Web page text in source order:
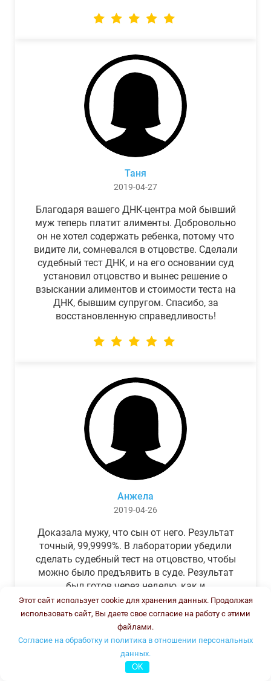
Таня
2019-04-27
Благодаря вашего ДНК-центра мой бывший
муж теперь платит алименты. Добровольно
он не хотел содержать ребенка, потому что
видите ли, сомневался в отцовстве. Сделали
судебный тест ДНК, и на его основании суд
установил отцовство и вынес решение о
взыскании алиментов и стоимости теста на
ДНК, бывшим супругом. Спасибо, за
восстановленную справедливость!
Анжела
2019-04-26
Доказала мужу, что сын от него. Результат
точный, 99,9999%. В лаборатории убедили
сделать судебный тест на отцовство, чтобы
можно было предъявить в суде. Результат
был готов через неделю, как и
обещали.Теперь муж бегает и извиняется.
Этот сайт использует cookie для хранения данных. Продолжая
использовать сайт, Вы даете свое согласие на работу с этими
файлами.
Согласие на обработку и политика в отношении персональных
данных.
OK